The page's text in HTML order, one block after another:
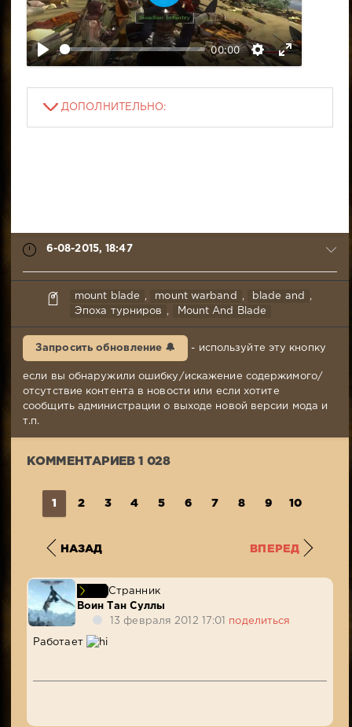
00:00
В
о
с
о
и
з
ДОПОЛНИТЕЛЬНО:
6-08-2015, 18:47
Mr.Awesome
08-
Комментариев:
1
028
mount blade , mount warband , blade and
,
Эпоха турниров
, Mount And Blade
Запросить обновление 🔔 - используйте эту кнопку
если вы обнаружили ошибку/искажение содержимого/
отсутствие контента в новости или если хотите
сообщить администрации о выходе новой версии мода и
т.п.
КОММЕНТАРИЕВ 1 028
1 2 3 4 5 6 7 8 9 10
НАЗАД ВПЕРЕД
Странник
Воин Тан Суллы
13 февраля 2012 17:01 поделиться
Работает